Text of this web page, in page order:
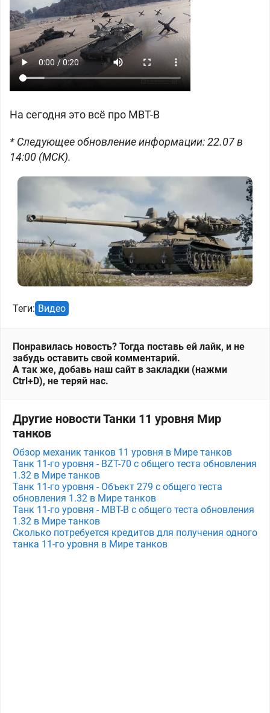
На сегодня это всё про MBT-B
* Следующее обновление информации: 22.07 в
14:00 (МСК).
Теги: Видео
Понравилась новость? Тогда поставь ей лайк, и не
забудь оставить свой комментарий.
А так же, добавь наш сайт в закладки (нажми
Ctrl+D), не теряй нас.
Другие новости Танки 11 уровня Мир
танков
Обзор механик танков 11 уровня в Мире танков
Танк 11-го уровня - BZT-70 с общего теста обновления
1.32 в Мире танков
Танк 11-го уровня - Объект 279 с общего теста
обновления 1.32 в Мире танков
Танк 11-го уровня - MBT-B с общего теста обновления
1.32 в Мире танков
Сколько потребуется кредитов для получения одного
танка 11-го уровня в Мире танков